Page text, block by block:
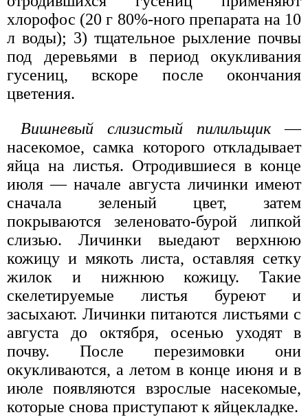
хлорофос (20 г 80%-ного препарата на 10
л воды); 3) тщательное рыхление почвы
под деревьями в период окукливания
гусениц, вскоре после окончания
цветения.
Вишневый слизистый пилильщик—
насекомое, самка которого откладывает
яйца на листья. Отродившиеся в конце
июля — начале августа личинки имеют
сначала зеленый цвет, затем
покрываются зеленовато-бурой липкой
слизью. Личинки выедают верхнюю
кожицу и мякоть листа, оставляя сетку
жилок и нижнюю кожицу. Такие
скелетируемые листья буреют и
засыхают. Личинки питаются листьями с
августа до октября, осенью уходят в
почву. После перезимовки они
окукливаются, а летом в конце июня и в
июле появляются взрослые насекомые,
которые снова приступают к яйцекладке.